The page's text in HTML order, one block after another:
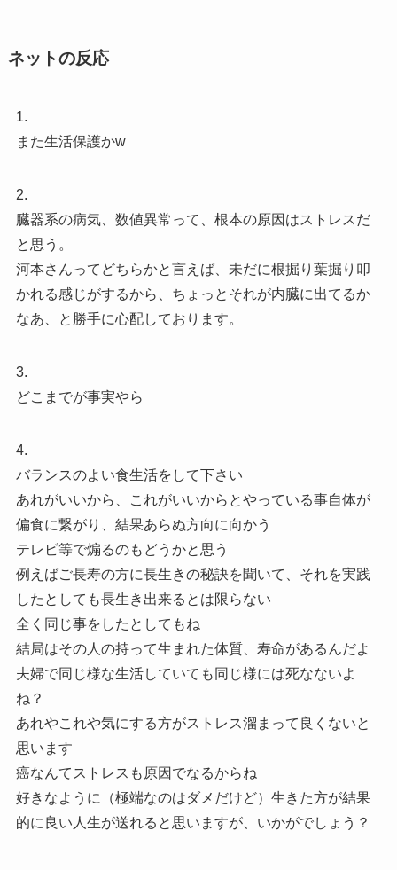
ネットの反応
1.
また生活保護かw
2.
臓器系の病気、数値異常って、根本の原因はストレスだ
と思う。
河本さんってどちらかと言えば、未だに根掘り葉掘り叩
かれる感じがするから、ちょっとそれが内臓に出てるか
なあ、と勝手に心配しております。
3.
どこまでが事実やら
4.
バランスのよい食生活をして下さい
あれがいいから、これがいいからとやっている事自体が
偏食に繋がり、結果あらぬ方向に向かう
テレビ等で煽るのもどうかと思う
例えばご長寿の方に長生きの秘訣を聞いて、それを実践
したとしても長生き出来るとは限らない
全く同じ事をしたとしてもね
結局はその人の持って生まれた体質、寿命があるんだよ
夫婦で同じ様な生活していても同じ様には死なないよ
ね？
あれやこれや気にする方がストレス溜まって良くないと
思います
癌なんてストレスも原因でなるからね
好きなように（極端なのはダメだけど）生きた方が結果
的に良い人生が送れると思いますが、いかがでしょう？